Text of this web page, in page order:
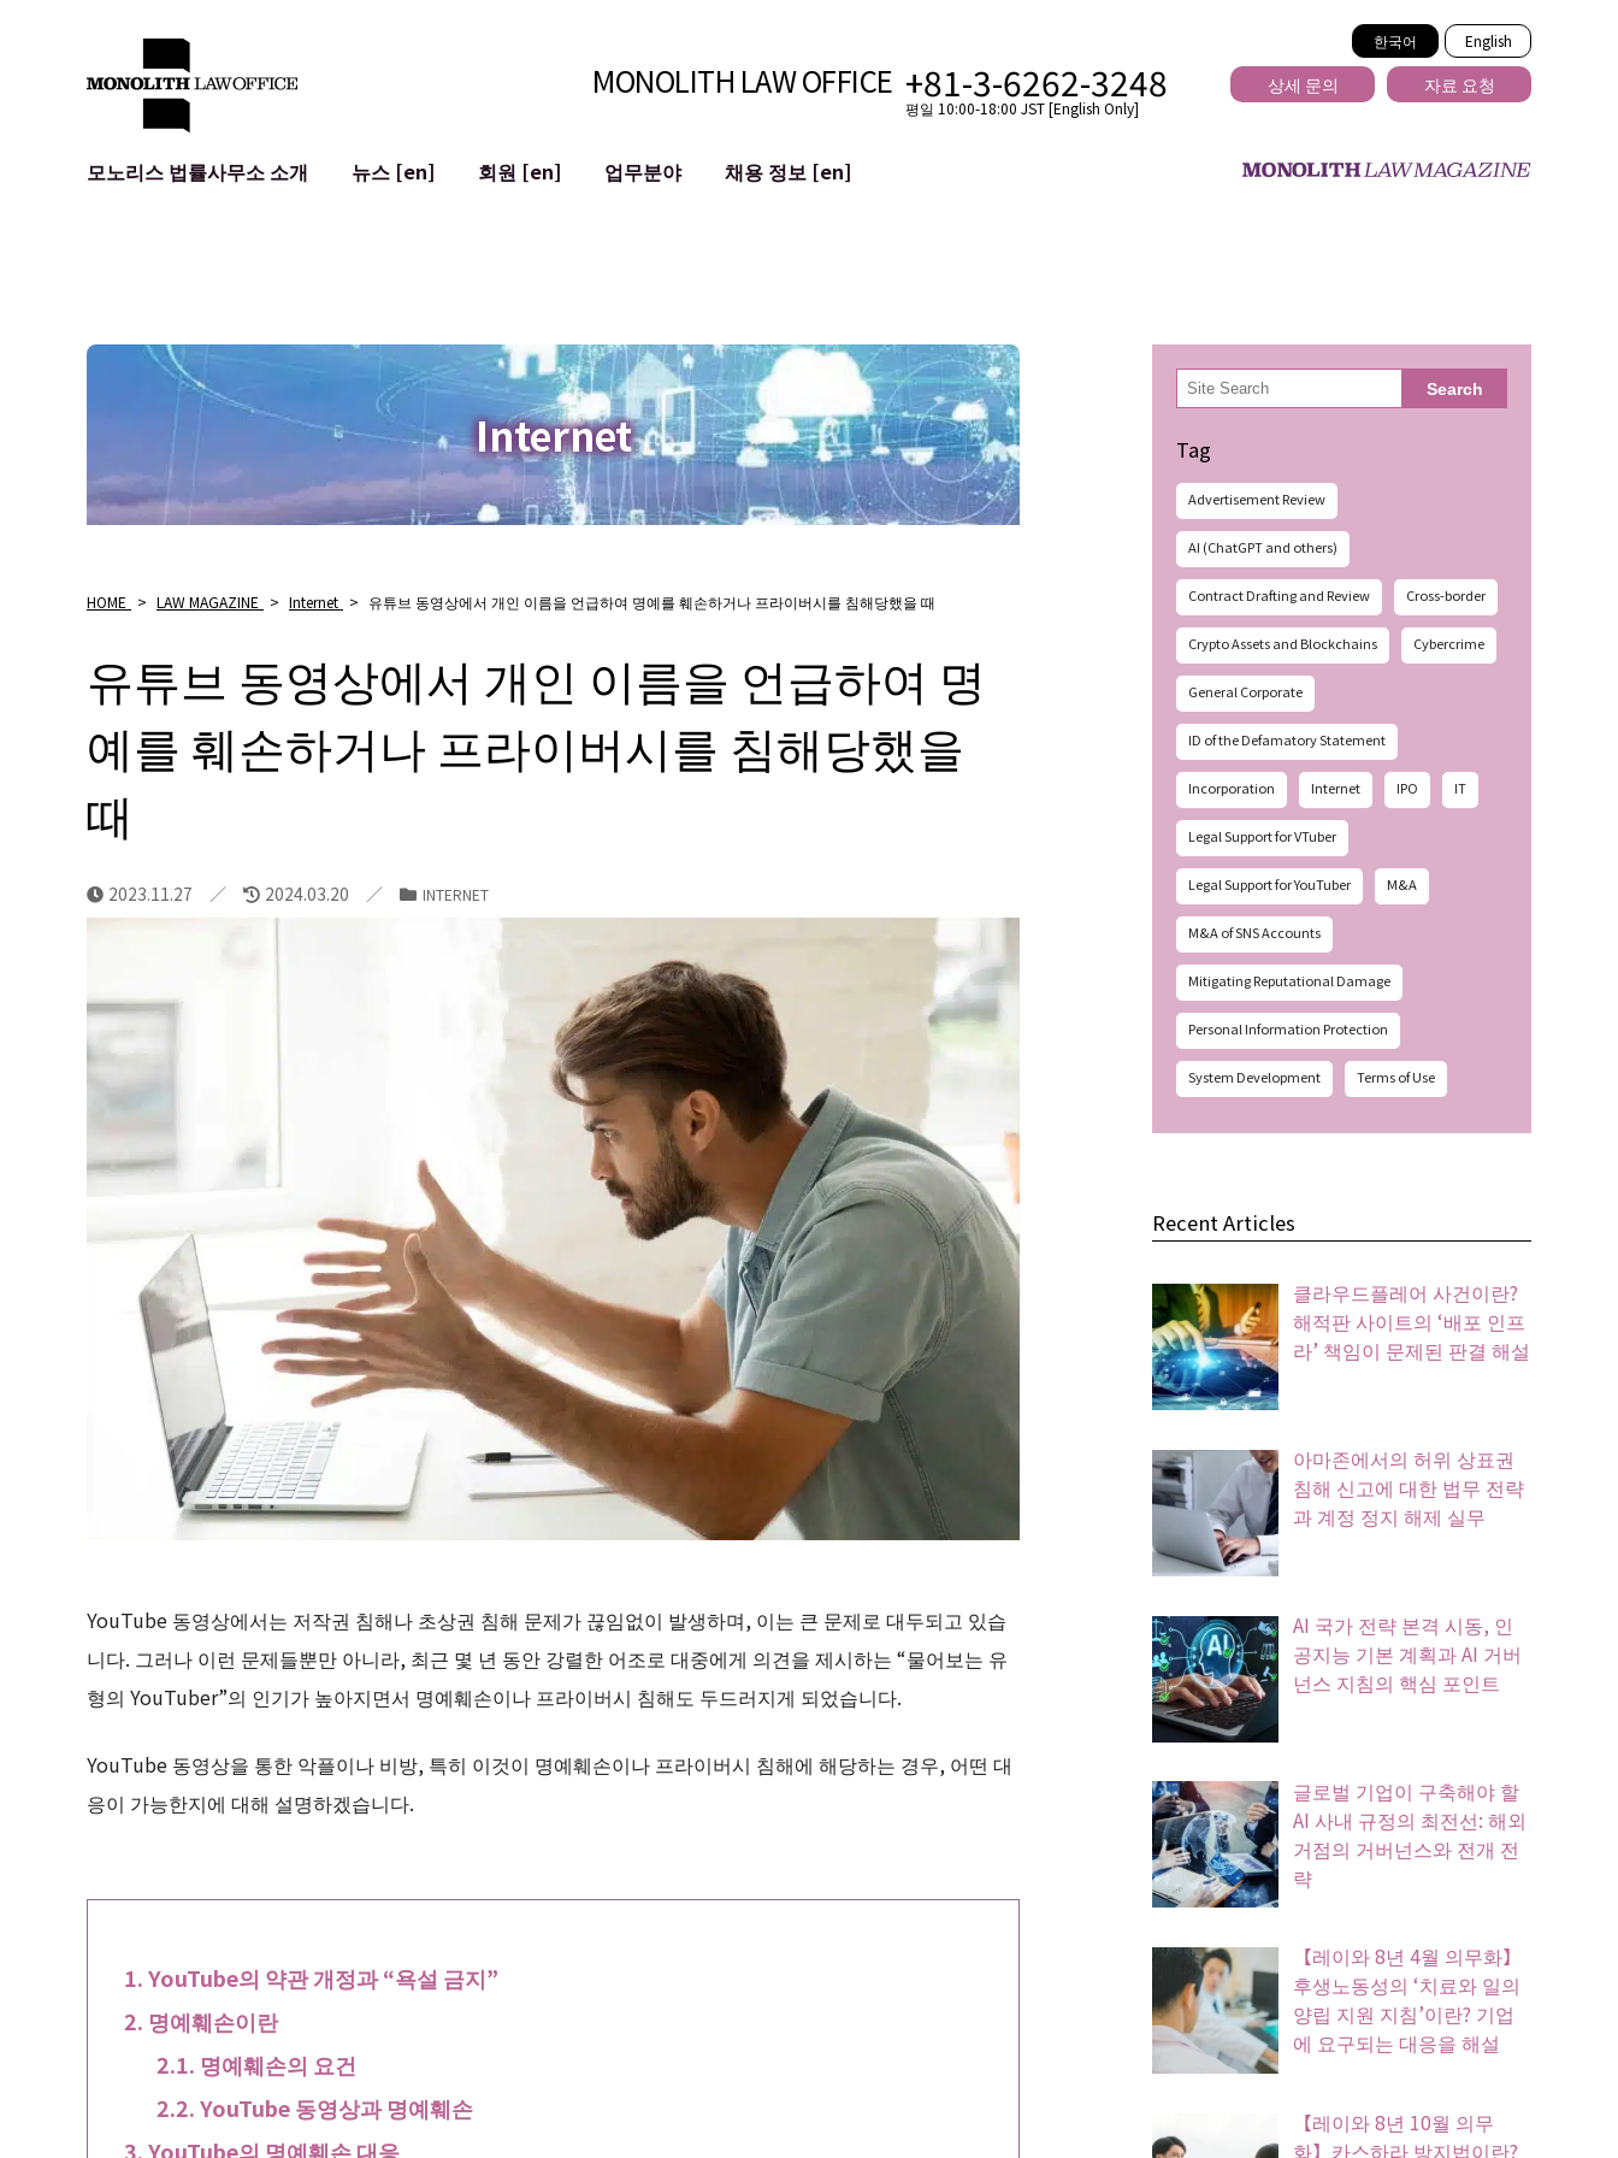
한국어 English
MONOLITH LAW OFFICE +81-3-6262-3248
평일 10:00-18:00 JST [English Only]
상세 문의 자료 요청
모노리스 법률사무소 소개
뉴스 [en] 회원 [en]
업무분야
개인정보 보호
광고 리뷰
AI (ChatGPT 등)
사이버 범죄
평판 손상 완화
명예훼손 발언의 ID
채용 정보 [en]
Internet
HOME > LAW MAGAZINE > Internet > 유튜브 동영상에서 개인 이름을 언급하여 명예를 훼손하거나 프라이버시를 침해당했을 때
유튜브 동영상에서 개인 이름을 언급하여 명
예를 훼손하거나 프라이버시를 침해당했을
때
2023.11.27 2024.03.20 INTERNET
YouTube 동영상에서는 저작권 침해나 초상권 침해 문제가 끊임없이 발생하며, 이는 큰 문제로 대두되고 있습
니다. 그러나 이런 문제들뿐만 아니라, 최근 몇 년 동안 강렬한 어조로 대중에게 의견을 제시하는 “물어보는 유
형의 YouTuber”의 인기가 높아지면서 명예훼손이나 프라이버시 침해도 두드러지게 되었습니다.
YouTube 동영상을 통한 악플이나 비방, 특히 이것이 명예훼손이나 프라이버시 침해에 해당하는 경우, 어떤 대
응이 가능한지에 대해 설명하겠습니다.
YouTube의 약관 개정과 “욕설 금지”
명예훼손이란
명예훼손의 요건
YouTube 동영상과 명예훼손
YouTube의 명예훼손 대응
検
索 Search
Tag
Advertisement Review
AI (ChatGPT and others)
Contract Drafting and Review Cross-border
Crypto Assets and Blockchains Cybercrime
General Corporate
ID of the Defamatory Statement
Incorporation Internet IPO IT
Legal Support for VTuber
Legal Support for YouTuber M&A
M&A of SNS Accounts
Mitigating Reputational Damage
Personal Information Protection
System Development Terms of Use
Recent Articles
클라우드플레어 사건이란?
해적판 사이트의 ‘배포 인프
라’ 책임이 문제된 판결 해설
아마존에서의 허위 상표권
침해 신고에 대한 법무 전략
과 계정 정지 해제 실무
AI 국가 전략 본격 시동, 인
공지능 기본 계획과 AI 거버
넌스 지침의 핵심 포인트
글로벌 기업이 구축해야 할
AI 사내 규정의 최전선: 해외
거점의 거버넌스와 전개 전
략
【레이와 8년 4월 의무화】
후생노동성의 ‘치료와 일의
양립 지원 지침’이란? 기업
에 요구되는 대응을 해설
【레이와 8년 10월 의무
화】카스하라 방지법이란?